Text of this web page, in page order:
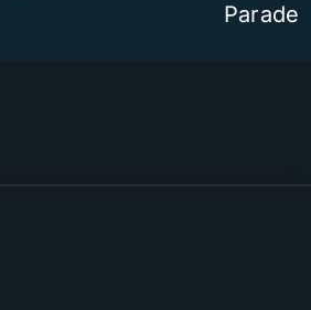
Parade